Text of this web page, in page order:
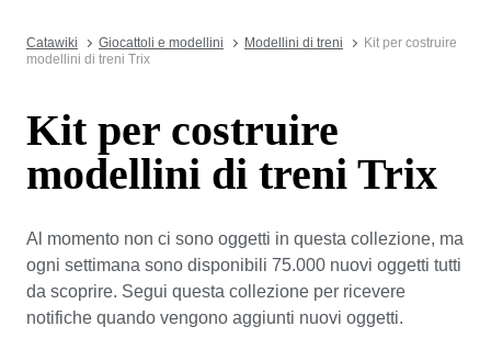
Catawiki Giocattoli e modellini Modellini di treni
Kit per costruire
modellini di treni Trix
Kit per costruire
modellini di treni Trix
Al momento non ci sono oggetti in questa collezione, ma
ogni settimana sono disponibili 75.000 nuovi oggetti tutti
da scoprire. Segui questa collezione per ricevere
notifiche quando vengono aggiunti nuovi oggetti.